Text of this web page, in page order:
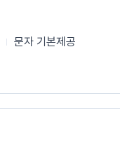
문자 기본제공